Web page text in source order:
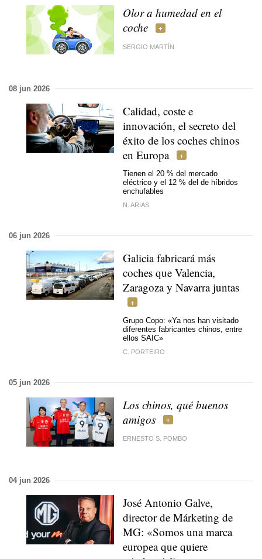
Olor a humedad en el
coche
SERGIO MARTÍN
08 jun 2026
Calidad, coste e
innovación, el secreto del
éxito de los coches chinos
en Europa
Tienen el 20 % del mercado
eléctrico y el 12 % del de híbridos
enchufables
N. ARIAS
06 jun 2026
Galicia fabricará más
coches que Valencia,
Zaragoza y Navarra juntas
Grupo Copo: «Ya nos han visitado
diferentes fabricantes chinos, entre
ellos SAIC»
C. PORTEIRO
05 jun 2026
Los chinos, qué buenos
amigos
ERNESTO S. POMBO
04 jun 2026
José Antonio Galve,
director de Márketing de
MG: «Somos una marca
europea que quiere